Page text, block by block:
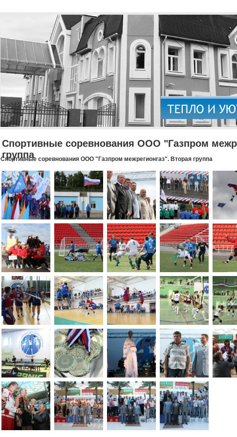
Спортивные соревнования ООО "Газпром
группа
Спортивные соревнования ООО "Газпром межрегионгаз". Вторая группа